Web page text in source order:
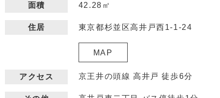
面積 42.28㎡
住居 東京都杉並区高井戸西1-1-24
MAP
アクセス 京王井の頭線 高井戸 徒歩6分